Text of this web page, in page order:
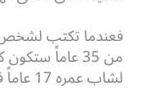
فعندما تكتب لشخص
من 35 عاماً
لشاب عمره 17 عاماً في بداية حياته.